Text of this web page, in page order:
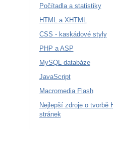
Počítadla a statistiky
HTML a XHTML
CSS - kaskádové styly
PHP a ASP
MySQL databáze
JavaScript
Macromedia Flash
Nejlepší zdroje o tvorbě
stránek